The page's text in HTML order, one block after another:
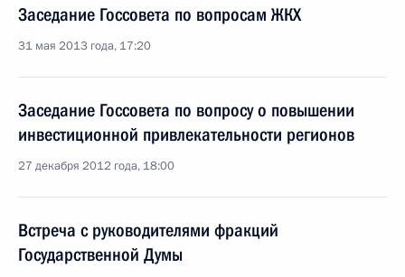
Заседание Госсовета по вопросам ЖКХ
31 мая 2013 года, 17:20
Заседание Госсовета по вопросу о повышении
инвестиционной привлекательности регионов
27 декабря 2012 года, 18:00
Встреча с руководителями фракций
Государственной Думы